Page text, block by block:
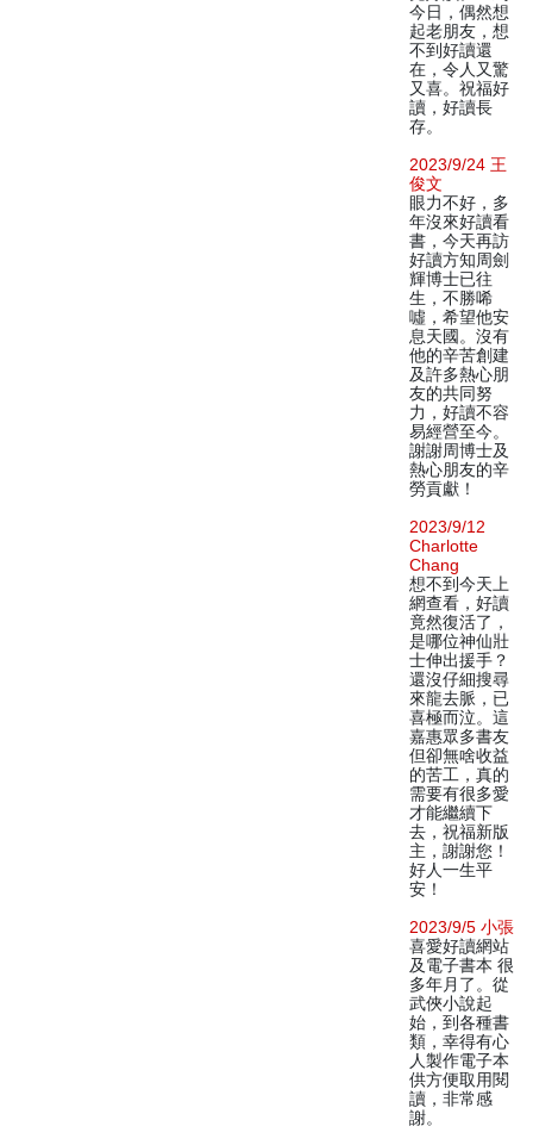
今日，偶然想
起老朋友，想
不到好讀還
在，令人又驚
又喜。祝福好
讀，好讀長
存。
2023/9/24 王
俊文
眼力不好，多
年沒來好讀看
書，今天再訪
好讀方知周劍
輝博士已往
生，不勝唏
噓，希望他安
息天國。沒有
他的辛苦創建
及許多熱心朋
友的共同努
力，好讀不容
易經營至今。
謝謝周博士及
熱心朋友的辛
勞貢獻！
2023/9/12
Charlotte
Chang
想不到今天上
網查看，好讀
竟然復活了，
是哪位神仙壯
士伸出援手？
還沒仔細搜尋
來龍去脈，已
喜極而泣。這
嘉惠眾多書友
但卻無啥收益
的苦工，真的
需要有很多愛
才能繼續下
去，祝福新版
主，謝謝您！
好人一生平
安！
2023/9/5 小張
喜愛好讀網站
及電子書本 很
多年月了。從
武俠小說起
始，到各種書
類，幸得有心
人製作電子本
供方便取用閱
讀，非常感
謝。